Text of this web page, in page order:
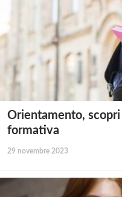
Orientamento,
formativa
29 novembre 2023